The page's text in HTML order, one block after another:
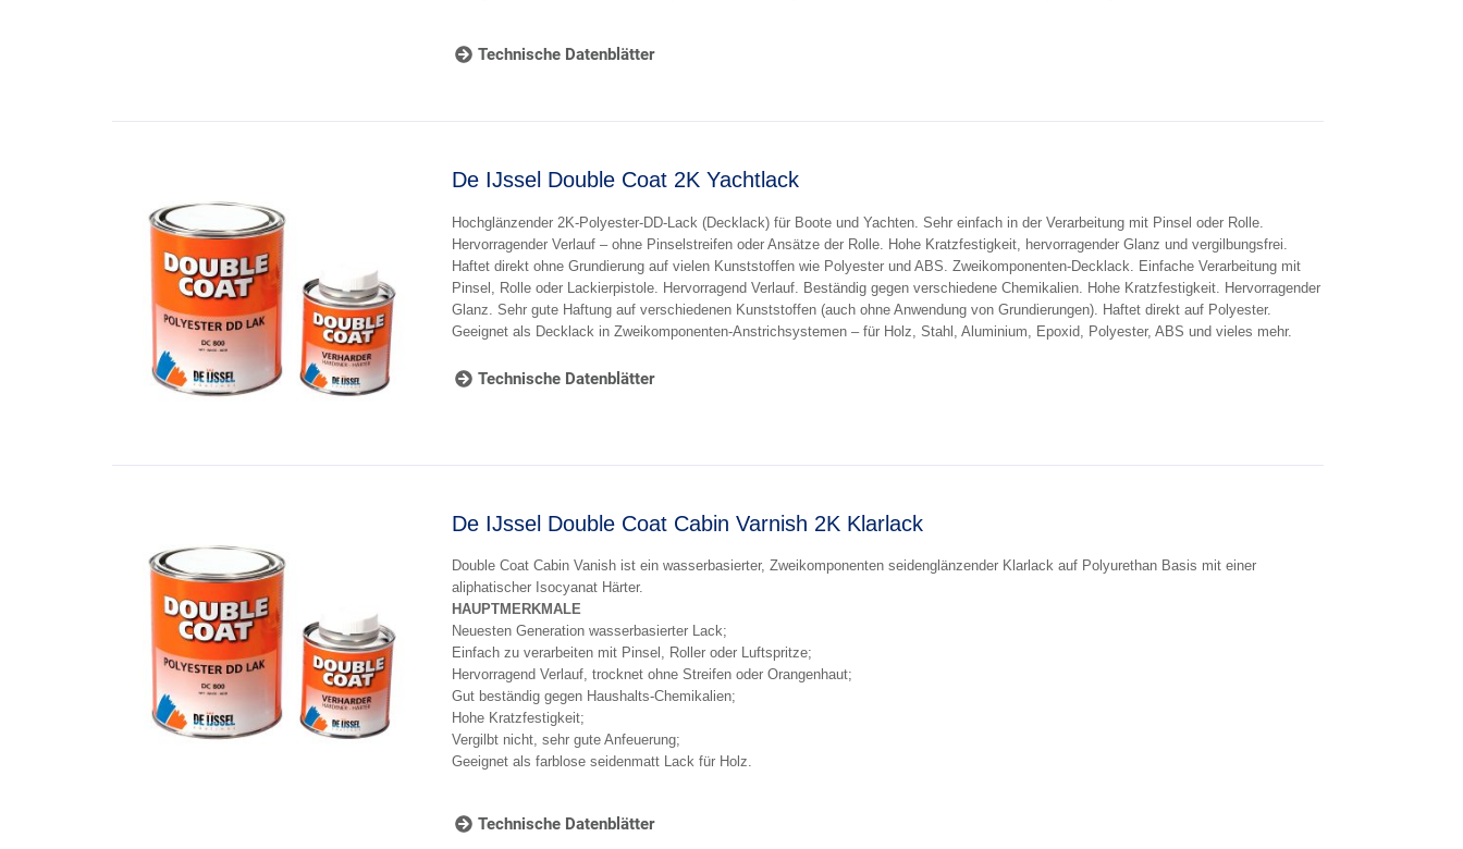
Technische Datenblätter
De IJssel Double Coat 2K Yachtlack
Hochglänzender 2K-Polyester-DD-Lack (Decklack) für Boote und Yachten. Sehr einfach in der Verarbeitung mit Pinsel oder Rolle.
Hervorragender Verlauf – ohne Pinselstreifen oder Ansätze der Rolle. Hohe Kratzfestigkeit, hervorragender Glanz und vergilbungsfrei.
Haftet direkt ohne Grundierung auf vielen Kunststoffen wie Polyester und ABS. Zweikomponenten-Decklack. Einfache Verarbeitung mit
Pinsel, Rolle oder Lackierpistole. Hervorragend Verlauf. Beständig gegen verschiedene Chemikalien. Hohe Kratzfestigkeit. Hervorragender
Glanz. Sehr gute Haftung auf verschiedenen Kunststoffen (auch ohne Anwendung von Grundierungen). Haftet direkt auf Polyester.
Geeignet als Decklack in Zweikomponenten-Anstrichsystemen – für Holz, Stahl, Aluminium, Epoxid, Polyester, ABS und vieles mehr.
Technische Datenblätter
De IJssel Double Coat Cabin Varnish 2K Klarlack
Double Coat Cabin Vanish ist ein wasserbasierter, Zweikomponenten seidenglänzender Klarlack auf Polyurethan Basis mit einer
aliphatischer Isocyanat Härter.
HAUPTMERKMALE
Neuesten Generation wasserbasierter Lack;
Einfach zu verarbeiten mit Pinsel, Roller oder Luftspritze;
Hervorragend Verlauf, trocknet ohne Streifen oder Orangenhaut;
Gut beständig gegen Haushalts-Chemikalien;
Hohe Kratzfestigkeit;
Vergilbt nicht, sehr gute Anfeuerung;
Geeignet als farblose seidenmatt Lack für Holz.
Technische Datenblätter